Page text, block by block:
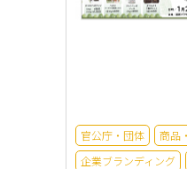
官公庁・団体
商品
企業ブランディング